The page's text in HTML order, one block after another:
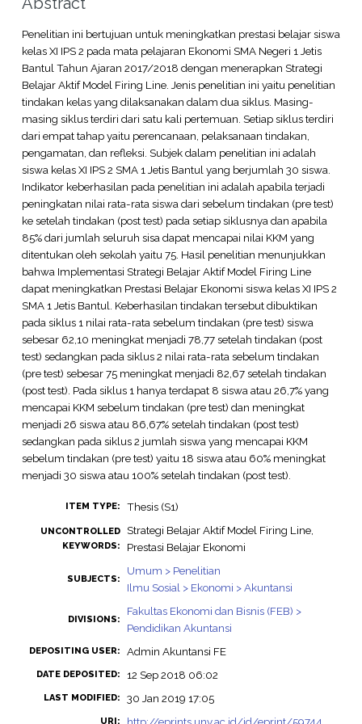
Penelitian ini bertujuan untuk meningkatkan prestasi belajar siswa
kelas XI IPS 2 pada mata pelajaran Ekonomi SMA Negeri 1 Jetis
Bantul Tahun Ajaran 2017/2018 dengan menerapkan Strategi
Belajar Aktif Model Firing Line. Jenis penelitian ini yaitu penelitian
tindakan kelas yang dilaksanakan dalam dua siklus. Masing-
masing siklus terdiri dari satu kali pertemuan. Setiap siklus terdiri
dari empat tahap yaitu perencanaan, pelaksanaan tindakan,
pengamatan, dan refleksi. Subjek dalam penelitian ini adalah
siswa kelas XI IPS 2 SMA 1 Jetis Bantul yang berjumlah 30 siswa.
Indikator keberhasilan pada penelitian ini adalah apabila terjadi
peningkatan nilai rata-rata siswa dari sebelum tindakan (pre test)
ke setelah tindakan (post test) pada setiap siklusnya dan apabila
85% dari jumlah seluruh sisa dapat mencapai nilai KKM yang
ditentukan oleh sekolah yaitu 75. Hasil penelitian menunjukkan
bahwa Implementasi Strategi Belajar Aktif Model Firing Line
dapat meningkatkan Prestasi Belajar Ekonomi siswa kelas XI IPS 2
SMA 1 Jetis Bantul. Keberhasilan tindakan tersebut dibuktikan
pada siklus 1 nilai rata-rata sebelum tindakan (pre test) siswa
sebesar 62,10 meningkat menjadi 78,77 setelah tindakan (post
test) sedangkan pada siklus 2 nilai rata-rata sebelum tindakan
(pre test) sebesar 75 meningkat menjadi 82,67 setelah tindakan
(post test). Pada siklus 1 hanya terdapat 8 siswa atau 26,7% yang
mencapai KKM sebelum tindakan (pre test) dan meningkat
menjadi 26 siswa atau 86,67% setelah tindakan (post test)
sedangkan pada siklus 2 jumlah siswa yang mencapai KKM
sebelum tindakan (pre test) yaitu 18 siswa atau 60% meningkat
menjadi 30 siswa atau 100% setelah tindakan (post test).
ITEM TYPE: Thesis (S1)
UNCONTROLLED
KEYWORDS:
Strategi Belajar Aktif Model Firing Line,
Prestasi Belajar Ekonomi
SUBJECTS:
Umum > Penelitian
Ilmu Sosial > Ekonomi > Akuntansi
DIVISIONS:
Fakultas Ekonomi dan Bisnis (FEB) >
Pendidikan Akuntansi
DEPOSITING USER: Admin Akuntansi FE
DATE DEPOSITED: 12 Sep 2018 06:02
LAST MODIFIED: 30 Jan 2019 17:05
URI: